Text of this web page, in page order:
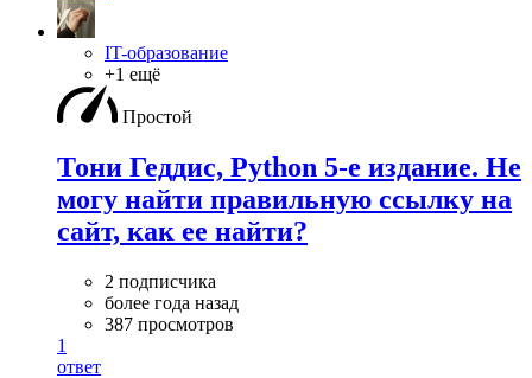
IT-образование
+1 ещё
Простой
Тони Геддис, Python 5-e издание. Не
могу найти правильную ссылку на
сайт, как ее найти?
2 подписчика
более года назад
387 просмотров
1
ответ